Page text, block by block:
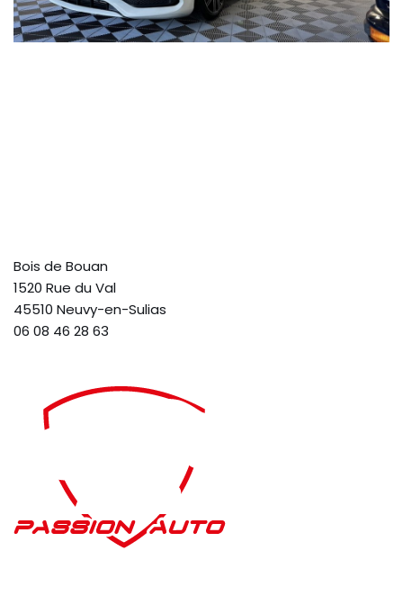
Bois de Bouan
1520 Rue du Val
45510 Neuvy-en-Sulias
06 08 46 28 63